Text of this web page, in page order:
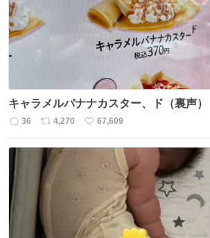
キャラメルバナナカスター、ド（裏声）
返
数
36
リ
ス
ト
数
4,270
い
67,609